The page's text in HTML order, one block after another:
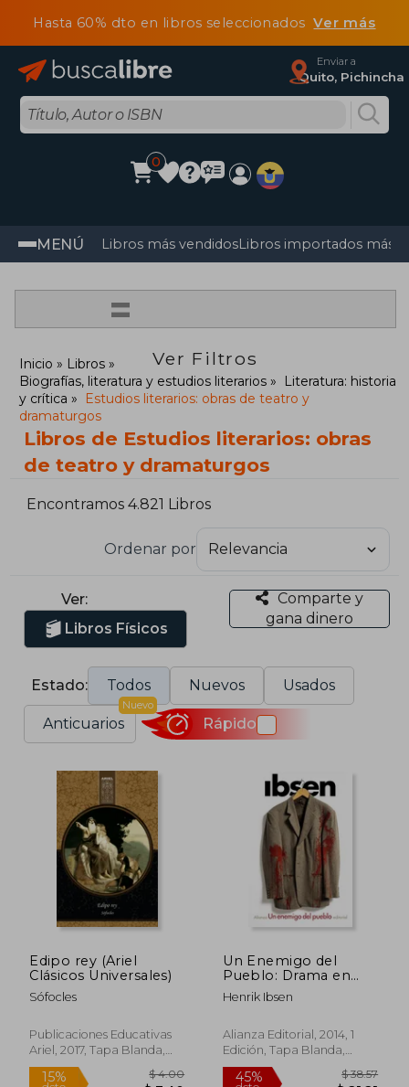
Hasta 60% dto en libros seleccionadosVer más
Enviar a
Quito, Pichincha
0
MENÚ Libros más vendidosLibros importados más
=
Ver Filtros
Inicio
Libros
Biografías, literatura y estudios literarios
Literatura: historia
y crítica
Estudios literarios: obras de teatro y
dramaturgos
Libros de Estudios literarios: obras
de teatro y dramaturgos
Encontramos 4.821 Libros
Ordenar por
Ver:
Libros Físicos
Comparte y
gana dinero
Estado: Todos Nuevos Usados
Anticuarios
Nuevo
Rápido
Edipo rey (Ariel
Clásicos Universales)
Sófocles
Publicaciones Educativas
Ariel, 2017, Tapa Blanda,
Nuevo
Un Enemigo del
Pueblo: Drama en
Cinco Actos
Henrik Ibsen
Alianza Editorial, 2014, 1
Edición, Tapa Blanda,
Nuevo